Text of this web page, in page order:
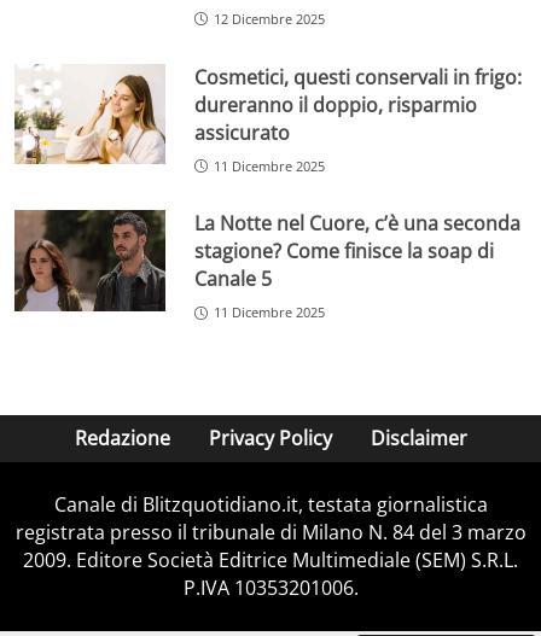
12 Dicembre 2025
Cosmetici, questi conservali in frigo:
dureranno il doppio, risparmio
assicurato
11 Dicembre 2025
La Notte nel Cuore, c’è una seconda
stagione? Come finisce la soap di
Canale 5
11 Dicembre 2025
Redazione Privacy Policy Disclaimer
Canale di Blitzquotidiano.it, testata giornalistica
registrata presso il tribunale di Milano N. 84 del 3 marzo
2009. Editore Società Editrice Multimediale (SEM) S.R.L.
P.IVA 10353201006.